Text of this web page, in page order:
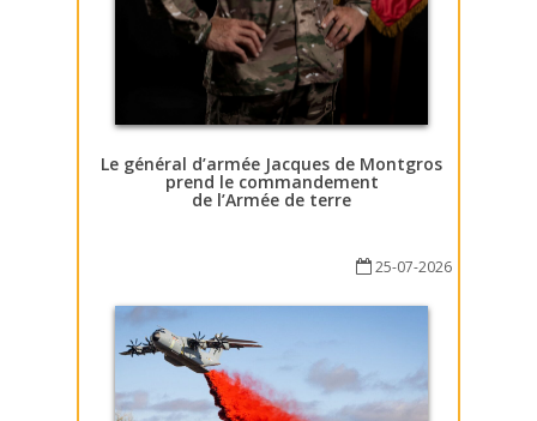
Le général d’armée Jacques de Montgros
prend le commandement
de l’Armée de terre
25-07-2026